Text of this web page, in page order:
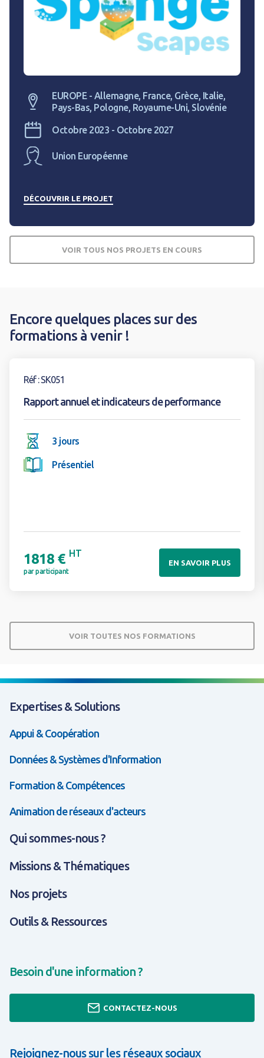
EUROPE - Allemagne, France, Grèce, Italie,
Pays-Bas, Pologne, Royaume-Uni, Slovénie
Octobre 2023 - Octobre 2027
Union Européenne
DÉCOUVRIR LE PROJET
VOIR TOUS NOS PROJETS EN COURS
Encore quelques places sur des
formations à venir !
Réf : SK051
Rapport annuel et indicateurs de performance
3 jours
Présentiel
1818 € HT
par participant
EN SAVOIR PLUS
VOIR TOUTES NOS FORMATIONS
Expertises & Solutions
Appui & Coopération
Données & Systèmes d'Information
Formation & Compétences
Animation de réseaux d'acteurs
Qui sommes-nous ?
Missions & Thématiques
Nos projets
Outils & Ressources
Besoin d'une information ?
CONTACTEZ-NOUS
Rejoignez-nous sur les réseaux sociaux